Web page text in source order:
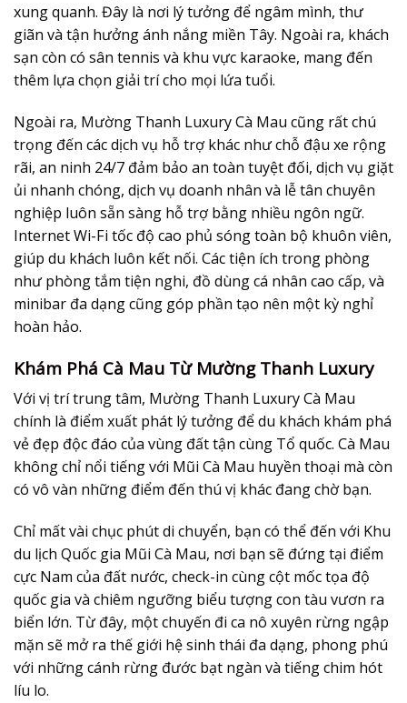
xung quanh. Đây là nơi lý tưởng để ngâm mình, thư
giãn và tận hưởng ánh nắng miền Tây. Ngoài ra, khách
sạn còn có sân tennis và khu vực karaoke, mang đến
thêm lựa chọn giải trí cho mọi lứa tuổi.
Ngoài ra, Mường Thanh Luxury Cà Mau cũng rất chú
trọng đến các dịch vụ hỗ trợ khác như chỗ đậu xe rộng
rãi, an ninh 24/7 đảm bảo an toàn tuyệt đối, dịch vụ giặt
ủi nhanh chóng, dịch vụ doanh nhân và lễ tân chuyên
nghiệp luôn sẵn sàng hỗ trợ bằng nhiều ngôn ngữ.
Internet Wi-Fi tốc độ cao phủ sóng toàn bộ khuôn viên,
giúp du khách luôn kết nối. Các tiện ích trong phòng
như phòng tắm tiện nghi, đồ dùng cá nhân cao cấp, và
minibar đa dạng cũng góp phần tạo nên một kỳ nghỉ
hoàn hảo.
Khám Phá Cà Mau Từ Mường Thanh Luxury
Với vị trí trung tâm, Mường Thanh Luxury Cà Mau
chính là điểm xuất phát lý tưởng để du khách khám phá
vẻ đẹp độc đáo của vùng đất tận cùng Tổ quốc. Cà Mau
không chỉ nổi tiếng với Mũi Cà Mau huyền thoại mà còn
có vô vàn những điểm đến thú vị khác đang chờ bạn.
Chỉ mất vài chục phút di chuyển, bạn có thể đến với Khu
du lịch Quốc gia Mũi Cà Mau, nơi bạn sẽ đứng tại điểm
cực Nam của đất nước, check-in cùng cột mốc tọa độ
quốc gia và chiêm ngưỡng biểu tượng con tàu vươn ra
biển lớn. Từ đây, một chuyến đi ca nô xuyên rừng ngập
mặn sẽ mở ra thế giới hệ sinh thái đa dạng, phong phú
với những cánh rừng đước bạt ngàn và tiếng chim hót
líu lo.